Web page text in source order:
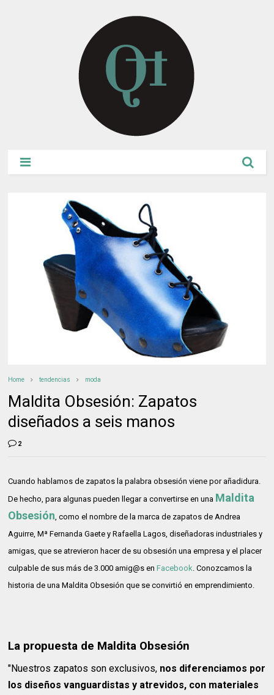
Home tendencias moda
Maldita Obsesión: Zapatos
diseñados a seis manos
2
Cuando hablamos de zapatos la palabra obsesión viene por añadidura.
De hecho, para algunas pueden llegar a convertirse en una Maldita
Obsesión, como el nombre de la marca de zapatos de Andrea
Aguirre, Mª Fernanda Gaete y Rafaella Lagos, diseñadoras industriales y
amigas, que se atrevieron hacer de su obsesión una empresa y el placer
culpable de sus más de 3.000 amig@s enFacebook. Conozcamos la
historia de una Maldita Obsesión que se convirtió en emprendimiento.
La propuesta de Maldita Obsesión
"Nuestros zapatos son exclusivos, nos diferenciamos por
los diseños vanguardistas y atrevidos, con materiales